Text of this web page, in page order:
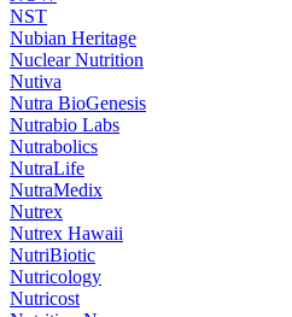
NST
Nubian Heritage
Nuclear Nutrition
Nutiva
Nutra BioGenesis
Nutrabio Labs
Nutrabolics
NutraLife
NutraMedix
Nutrex
Nutrex Hawaii
NutriBiotic
Nutricology
Nutricost